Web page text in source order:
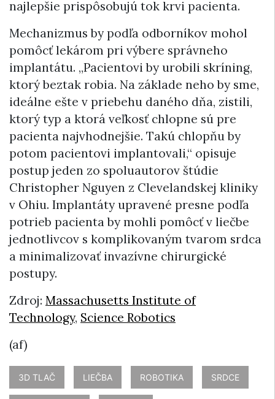
najlepšie prispôsobujú tok krvi pacienta.
Mechanizmus by podľa odborníkov mohol
pomôcť lekárom pri výbere správneho
implantátu. „Pacientovi by urobili skríning,
ktorý beztak robia. Na základe neho by sme,
ideálne ešte v priebehu daného dňa, zistili,
ktorý typ a ktorá veľkosť chlopne sú pre
pacienta najvhodnejšie. Takú chlopňu by
potom pacientovi implantovali,“ opisuje
postup jeden zo spoluautorov štúdie
Christopher Nguyen z Clevelandskej kliniky
v Ohiu. Implantáty upravené presne podľa
potrieb pacienta by mohli pomôcť v liečbe
jednotlivcov s komplikovaným tvarom srdca
a minimalizovať invazívne chirurgické
postupy.
Zdroj: Massachusetts Institute of
Technology, Science Robotics
(af)
3D TLAČ LIEČBA ROBOTIKA SRDCE